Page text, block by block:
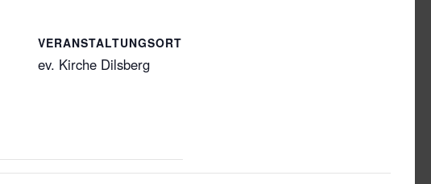
VERANSTALTUNGSORT
ev. Kirche Dilsberg